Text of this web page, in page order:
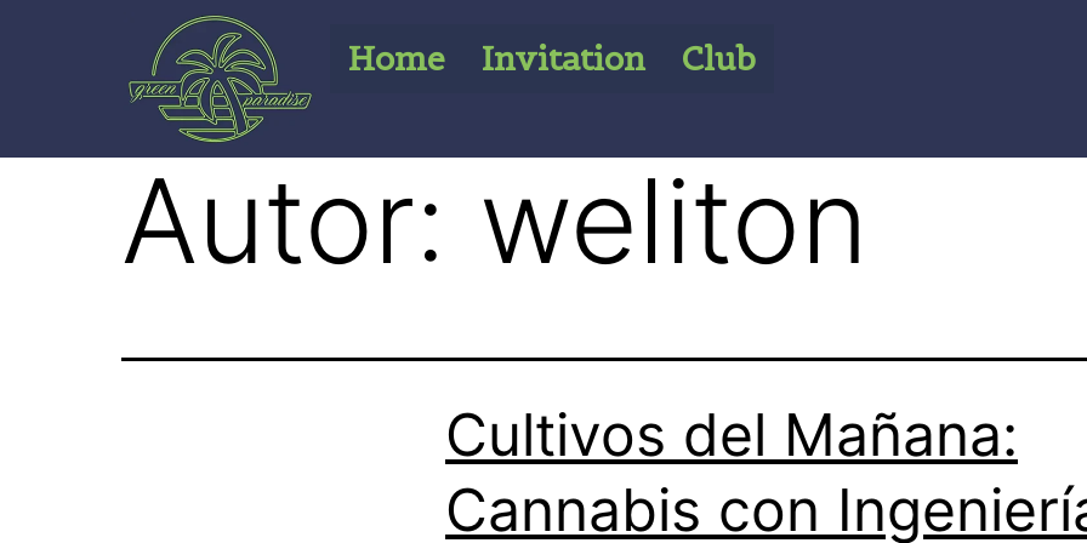
Home Invitation Club
Autor: weliton
Cultivos del Mañana:
Cannabis con